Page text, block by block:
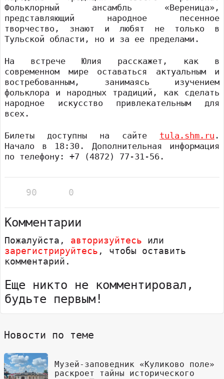
Фольклорный ансамбль «Вереница»,
представляющий народное песенное
творчество, знают и любят не только в
Тульской области, но и за ее пределами.
На встрече Юлия расскажет, как в
современном мире оставаться актуальным и
востребованным, занимаясь изучением
фольклора и народных традиций, как сделать
народное искусство привлекательным для
всех.
Билеты доступны на сайте tula.shm.ru .
Начало в 18:30. Дополнительная информация
по телефону: +7 (4872) 77-31-56.
90 0
Комментарии
Пожалуйста, авторизуйтесь или
зарегистрируйтесь , чтобы оставить
комментарий.
Еще никто не комментировал,
будьте первым!
Новости по теме
Музей-заповедник «Куликово поле»
раскроет тайны исторического